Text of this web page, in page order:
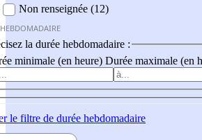
Non renseignée (12)
la durée hebdomadaire :
minimale (en heure) Durée maximale (en
le filtre de durée hebdomadaire